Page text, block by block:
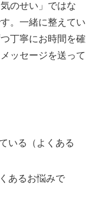
のせい」ではな
。一緒に整えてい
丁寧にお時間を確
ッセージを送って
いる（よくある
あるお悩みで